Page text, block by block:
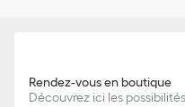
Rendez-vous en boutique
Découvrez ici les